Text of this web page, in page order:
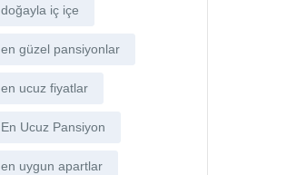
doğayla iç içe
en güzel pansiyonlar
en ucuz fiyatlar
En Ucuz Pansiyon
en uygun apartlar